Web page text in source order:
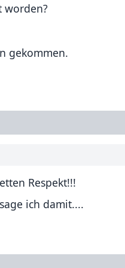
worden?
gekommen.
Respekt!!!
ich damit....